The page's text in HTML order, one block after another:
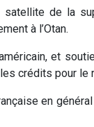
de la
à l’Otan.
et
crédits pour le
en